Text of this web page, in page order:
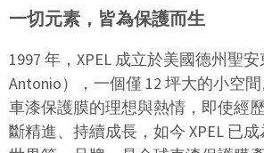
一切元素，皆為保護而生
1997 年，XPEL 成立於美國德州聖
Antonio），一個僅 12 坪大的小空
車漆保護膜的理想與熱情，即使經
斷精進、持續成長，如今 XPEL 已